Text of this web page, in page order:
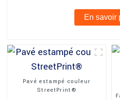
En savoir
Pavé estampé couleur
StreetPrint®